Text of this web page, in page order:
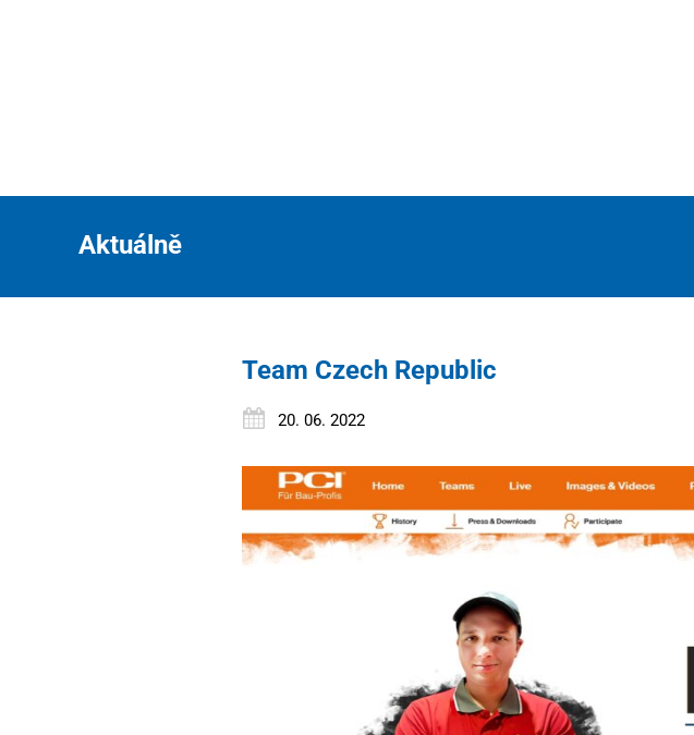
Aktuálně
Team Czech Republic
20. 06. 2022